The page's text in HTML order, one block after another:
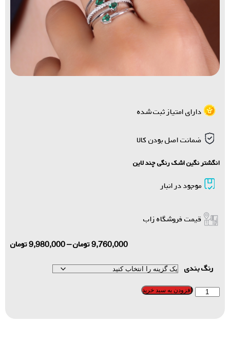
دارای امتیاز ثبت شده
ضمانت اصل بودن کالا
انگشتر نگین اشک رنگی چند لاین
موجود در انبار
قیمت فروشگاه زاب
9,760,000تومان–
9,980,000تومان
رنگ بندی
افزودن به سبد خرید